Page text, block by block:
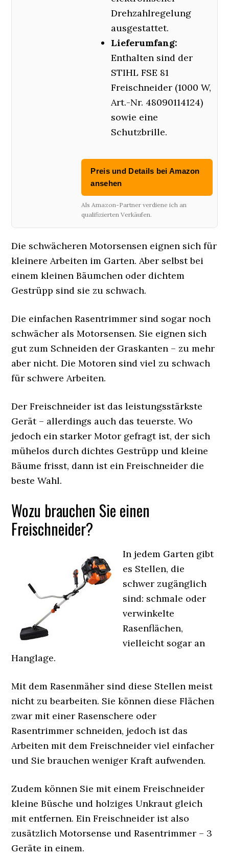
Drehzahlregelung
ausgestattet.
Lieferumfang:
Enthalten sind der
STIHL FSE 81
Freischneider (1000 W,
Art.-Nr. 48090114124)
sowie eine
Schutzbrille.
Preis und Details bei Amazon
ansehen
Als Amazon-Partner verdiene ich an
qualifizierten Verkäufen.
Die schwächeren Motorsensen eignen sich für
kleinere Arbeiten im Garten. Aber selbst bei
einem kleinen Bäumchen oder dichtem
Gestrüpp sind sie zu schwach.
Die einfachen Rasentrimmer sind sogar noch
schwächer als Motorsensen. Sie eignen sich
gut zum Schneiden der Graskanten – zu mehr
aber nicht. Die Motoren sind viel zu schwach
für schwere Arbeiten.
Der Freischneider ist das leistungsstärkste
Gerät – allerdings auch das teuerste. Wo
jedoch ein starker Motor gefragt ist, der sich
mühelos durch dichtes Gestrüpp und kleine
Bäume frisst, dann ist ein Freischneider die
beste Wahl.
Wozu brauchen Sie einen
Freischneider?
In jedem Garten gibt
es Stellen, die
schwer zugänglich
sind: schmale oder
verwinkelte
Rasenflächen,
vielleicht sogar an
Hanglage.
Mit dem Rasenmäher sind diese Stellen meist
nicht zu bearbeiten. Sie können diese Flächen
zwar mit einer Rasenschere oder
Rasentrimmer schneiden, jedoch ist das
Arbeiten mit dem Freischneider viel einfacher
und Sie brauchen weniger Kraft aufwenden.
Zudem können Sie mit einem Freischneider
kleine Büsche und holziges Unkraut gleich
mit entfernen. Ein Freischneider ist also
zusätzlich Motorsense und Rasentrimmer – 3
Geräte in einem.